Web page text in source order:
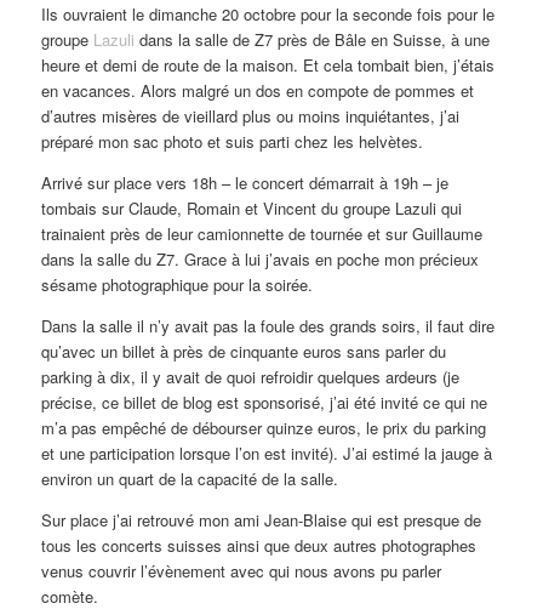
Ils ouvraient le dimanche 20 octobre pour la seconde fois pour le
groupe Lazuli dans la salle de Z7 près de Bâle en Suisse, à une
heure et demi de route de la maison. Et cela tombait bien, j’étais
en vacances. Alors malgré un dos en compote de pommes et
d’autres misères de vieillard plus ou moins inquiétantes, j’ai
préparé mon sac photo et suis parti chez les helvètes.
Arrivé sur place vers 18h – le concert démarrait à 19h – je
tombais sur Claude, Romain et Vincent du groupe Lazuli qui
trainaient près de leur camionnette de tournée et sur Guillaume
dans la salle du Z7. Grace à lui j’avais en poche mon précieux
sésame photographique pour la soirée.
Dans la salle il n’y avait pas la foule des grands soirs, il faut dire
qu’avec un billet à près de cinquante euros sans parler du
parking à dix, il y avait de quoi refroidir quelques ardeurs (je
précise, ce billet de blog est sponsorisé, j’ai été invité ce qui ne
m’a pas empêché de débourser quinze euros, le prix du parking
et une participation lorsque l’on est invité). J’ai estimé la jauge à
environ un quart de la capacité de la salle.
Sur place j’ai retrouvé mon ami Jean-Blaise qui est presque de
tous les concerts suisses ainsi que deux autres photographes
venus couvrir l’évènement avec qui nous avons pu parler
comète.